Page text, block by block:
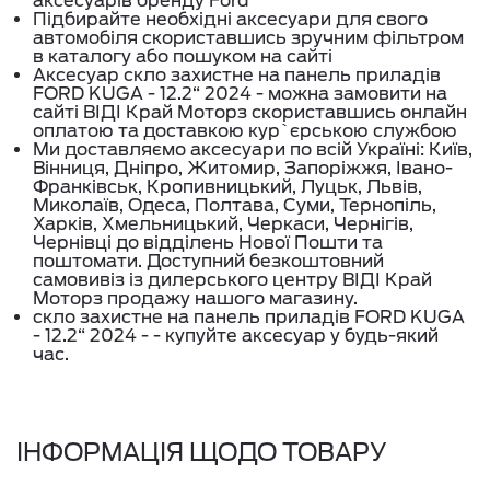
Підбирайте необхідні аксесуари для свого
автомобіля скориставшись зручним фільтром
в каталогу або пошуком на сайті
Аксесуар скло захистне на панель приладів
FORD KUGA - 12.2“ 2024 - можна замовити на
сайті ВІДІ Край Моторз скориставшись онлайн
оплатою та доставкою кур`єрською службою
Ми доставляємо аксесуари по всій Україні: Київ,
Вінниця, Дніпро, Житомир, Запоріжжя, Івано-
Франківськ, Кропивницький, Луцьк, Львів,
Миколаїв, Одеса, Полтава, Суми, Тернопіль,
Харків, Хмельницький, Черкаси, Чернігів,
Чернівці до відділень Нової Пошти та
поштомати. Доступний безкоштовний
самовивіз із дилерського центру ВІДІ Край
Моторз продажу нашого магазину.
скло захистне на панель приладів FORD KUGA
- 12.2“ 2024 - - купуйте аксесуар у будь-який
час.
ІНФОРМАЦІЯ ЩОДО ТОВАРУ